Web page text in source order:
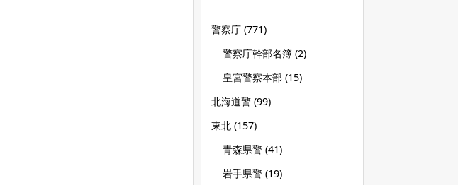
警察庁 (771)
警察庁幹部名簿 (2)
皇宮警察本部 (15)
北海道警 (99)
東北 (157)
青森県警 (41)
岩手県警 (19)